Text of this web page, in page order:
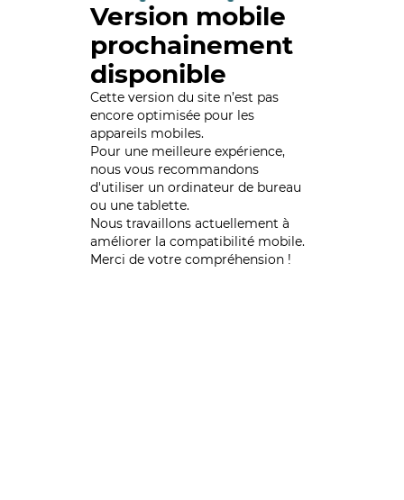
Version mobile
prochainement
disponible
Cette version du site n’est pas
encore optimisée pour les
appareils mobiles.
Pour une meilleure expérience,
nous vous recommandons
d'utiliser un ordinateur de bureau
ou une tablette.
Nous travaillons actuellement à
améliorer la compatibilité mobile.
Merci de votre compréhension !